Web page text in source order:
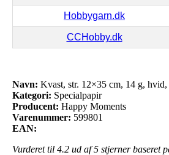
Hobbygarn.dk
CCHobby.dk
Navn: Kvast, str. 12×35 cm, 14 g, hvid,
Kategori: Specialpapir
Producent: Happy Moments
Varenummer: 599801
EAN:
Vurderet til 4.2 ud af 5 stjerner baseret